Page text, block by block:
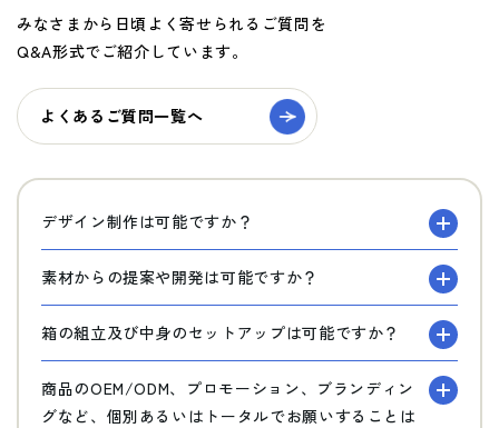
みなさまから日頃よく寄せられるご質問を
Q&A形式でご紹介しています。
よくあるご質問一覧へ
デザイン制作は可能ですか？
素材からの提案や開発は可能ですか？
箱の組立及び中身のセットアップは可能ですか？
商品のOEM/ODM、プロモーション、ブランディン
グなど、個別あるいはトータルでお願いすることは